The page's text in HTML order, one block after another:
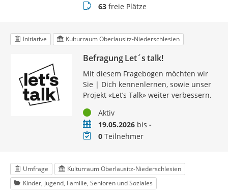
Buchungsstatus
63freie Plätze
Initiative Kulturraum Oberlausitz-Niederschlesien
Befragung Let´s talk!
Mit diesem Fragebogen möchten wir
Sie | Dich kennenlernen, sowie unser
Projekt «Let’s Talk» weiter verbessern.
StatusAktiv
Zeitraum19.05.2026bis -
Teilnehmer
0Teilnehmer
Umfrage
Kulturraum Oberlausitz-Niederschlesien
Kinder, Jugend, Familie, Senioren und Soziales